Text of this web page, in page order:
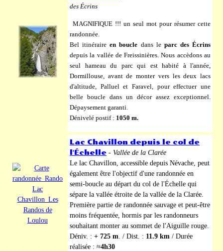
des Écrins
MAGNIFIQUE !!! un seul mot pour résumer cette
randonnée.
Bel itinéraireen boucle dans le parc des Écrins
depuis la vallée de Freissinières. Nous accèdons au
seul hameau du parc qui est habité à l'année,
Dormillouse, avant de monter vers les deux lacs
d'altitude, Palluel et Faravel, pour effectuer une
belle boucle dans un décor assez exceptionnel.
Dépaysement garanti.
Dénivelé postif : 1050 m.
Lac Chavillon depuis le col de
l'Échelle - Vallée de la Clarée
Le lac Chavillon, accessible depuis Névache, peut
également être l'objectif d'une randonnée en
semi-boucle au départ du col de l'Échelle qui
sépare la vallée étroite de la vallée de la Clarée.
Première partie de randonnée sauvage et peut-être
moins fréquentée, hormis par les randonneurs
souhaitant monter au sommet de l'Aiguille rouge.
Déniv. : + 725 m. / Dist. : 11.9 km / Durée
réalisée : ≈4h30